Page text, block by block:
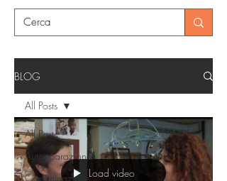
BLOG
All Posts
Autoriparazione
Comunicazione
All Posts
Load video